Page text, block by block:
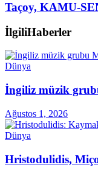
Taçoy, KAMU-
İlgiliHaberler
Dünya
İngiliz müzik
Ağustos 1, 2026
Dünya
Hristodulidis,